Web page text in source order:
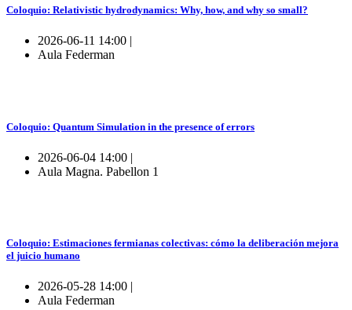
Coloquio: Relativistic hydrodynamics: Why, how, and why so small?
2026-06-11 14:00 |
Aula Federman
Coloquio: Quantum Simulation in the presence of errors
2026-06-04 14:00 |
Aula Magna. Pabellon 1
Coloquio: Estimaciones fermianas colectivas: cómo la deliberación mejora
el juicio humano
2026-05-28 14:00 |
Aula Federman